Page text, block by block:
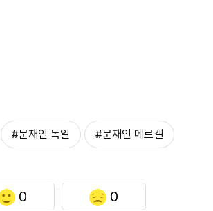
#문재인 독일 #문재인 메르켈
0 0